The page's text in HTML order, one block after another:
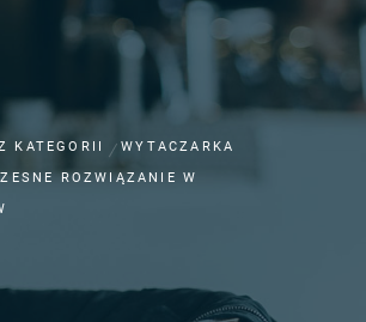
KATEGORII
WYTACZARKA
ROZWIĄZANIE W